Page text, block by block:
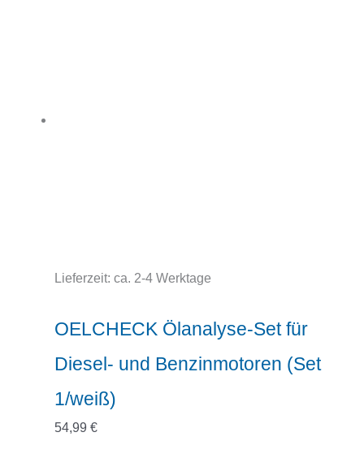
Lieferzeit: ca. 2-4 Werktage
OELCHECK Ölanalyse-Set für
Diesel- und Benzinmotoren (Set
1/weiß)
54,99 €